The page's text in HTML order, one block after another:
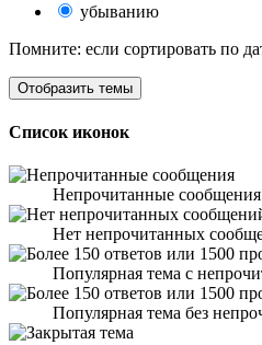
убыванию
Помните: если сортировать по
Список иконок
Непрочитанные сообщения
Нет непрочитанных
Популярная тема с
Популярная тема без